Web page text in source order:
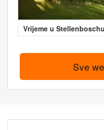
Vrijeme u
Sve